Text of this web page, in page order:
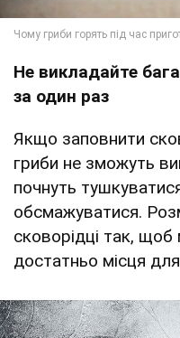
Не викладайте
за один раз
Якщо заповнити
гриби не зможуть
почнуть
обсмажуватися.
сковорідці так,
достатньо місця